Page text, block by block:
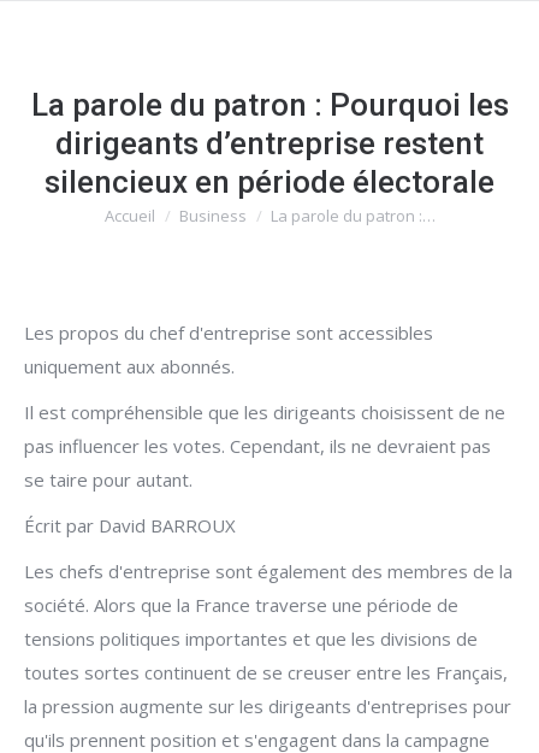
La parole du patron : Pourquoi les
dirigeants d’entreprise restent
silencieux en période électorale
Vous êtes ici :
Accueil Business La parole du patron :…
Les propos du chef d'entreprise sont accessibles
uniquement aux abonnés.
Il est compréhensible que les dirigeants choisissent de ne
pas influencer les votes. Cependant, ils ne devraient pas
se taire pour autant.
Écrit par David BARROUX
Les chefs d'entreprise sont également des membres de la
société. Alors que la France traverse une période de
tensions politiques importantes et que les divisions de
toutes sortes continuent de se creuser entre les Français,
la pression augmente sur les dirigeants d'entreprises pour
qu'ils prennent position et s'engagent dans la campagne